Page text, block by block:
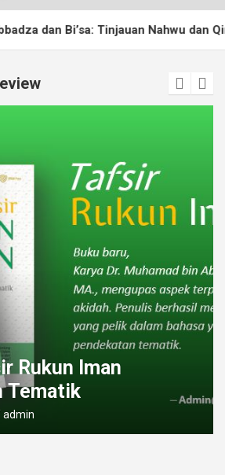
Tinjauan Nahwu dan Qiraah
Rukun Iman
Tematik
admin